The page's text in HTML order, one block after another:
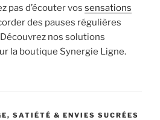
pas d’écouter vos sensations
des pauses régulières
nos solutions
la boutique Synergie Ligne.
SATIÉTÉ & ENVIES SUCRÉES